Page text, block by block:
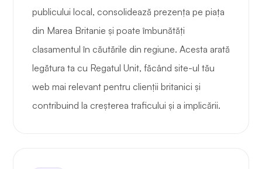
publicului local, consolidează prezența pe piața
din Marea Britanie și poate îmbunătăți
clasamentul în căutările din regiune. Acesta arată
legătura ta cu Regatul Unit, făcând site-ul tău
web mai relevant pentru clienții britanici și
contribuind la creșterea traficului și a implicării.